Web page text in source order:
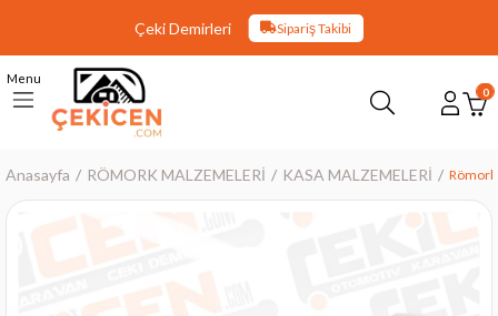
Çeki Demirleri Sipariş Takibi
Menu
0
Anasayfa RÖMORK MALZEMELERİ KASA MALZEMELERİ